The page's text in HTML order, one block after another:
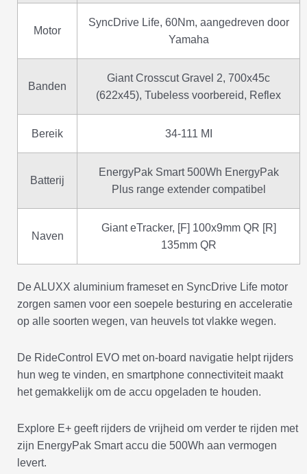
Motor
SyncDrive Life, 60Nm, aangedreven door
Yamaha
Banden
Giant Crosscut Gravel 2, 700x45c
(622x45), Tubeless voorbereid, Reflex
Bereik 34-111 MI
Batterij
EnergyPak Smart 500Wh EnergyPak
Plus range extender compatibel
Naven
Giant eTracker, [F] 100x9mm QR [R]
135mm QR
De ALUXX aluminium frameset en SyncDrive Life motor
zorgen samen voor een soepele besturing en acceleratie
op alle soorten wegen, van heuvels tot vlakke wegen.
De RideControl EVO met on-board navigatie helpt rijders
hun weg te vinden, en smartphone connectiviteit maakt
het gemakkelijk om de accu opgeladen te houden.
Explore E+ geeft rijders de vrijheid om verder te rijden met
zijn EnergyPak Smart accu die 500Wh aan vermogen
levert.